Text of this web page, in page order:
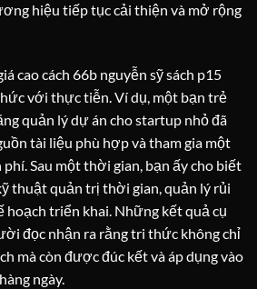
hiệu tiếp tục cải thiện và mở rộng
cao cách 66b nguyễn sỹ sách p15
với thực tiễn. Ví dụ, một bạn trẻ
quản lý dự án cho startup nhỏ đã
tài liệu phù hợp và tham gia một
Sau một thời gian, bạn ấy cho biết
thuật quản trị thời gian, quản lý rủi
hoạch triển khai. Những kết quả cụ
đọc nhận ra rằng tri thức không chỉ
mà còn được đúc kết và áp dụng vào
ngày.